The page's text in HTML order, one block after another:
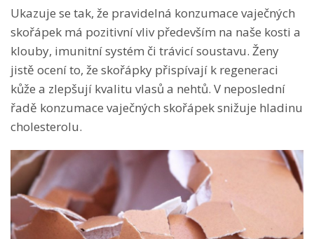
Ukazuje se tak, že pravidelná konzumace vaječných
skořápek má pozitivní vliv především na naše kosti a
klouby, imunitní systém či trávicí soustavu. Ženy
jistě ocení to, že skořápky přispívají k regeneraci
kůže a zlepšují kvalitu vlasů a nehtů. V neposlední
řadě konzumace vaječných skořápek snižuje hladinu
cholesterolu.